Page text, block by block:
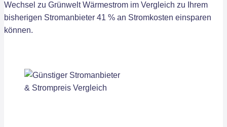
Wechsel zu Grünwelt Wärmestrom im Vergleich zu Ihrem
bisherigen Stromanbieter 41 % an Stromkosten einsparen
können.